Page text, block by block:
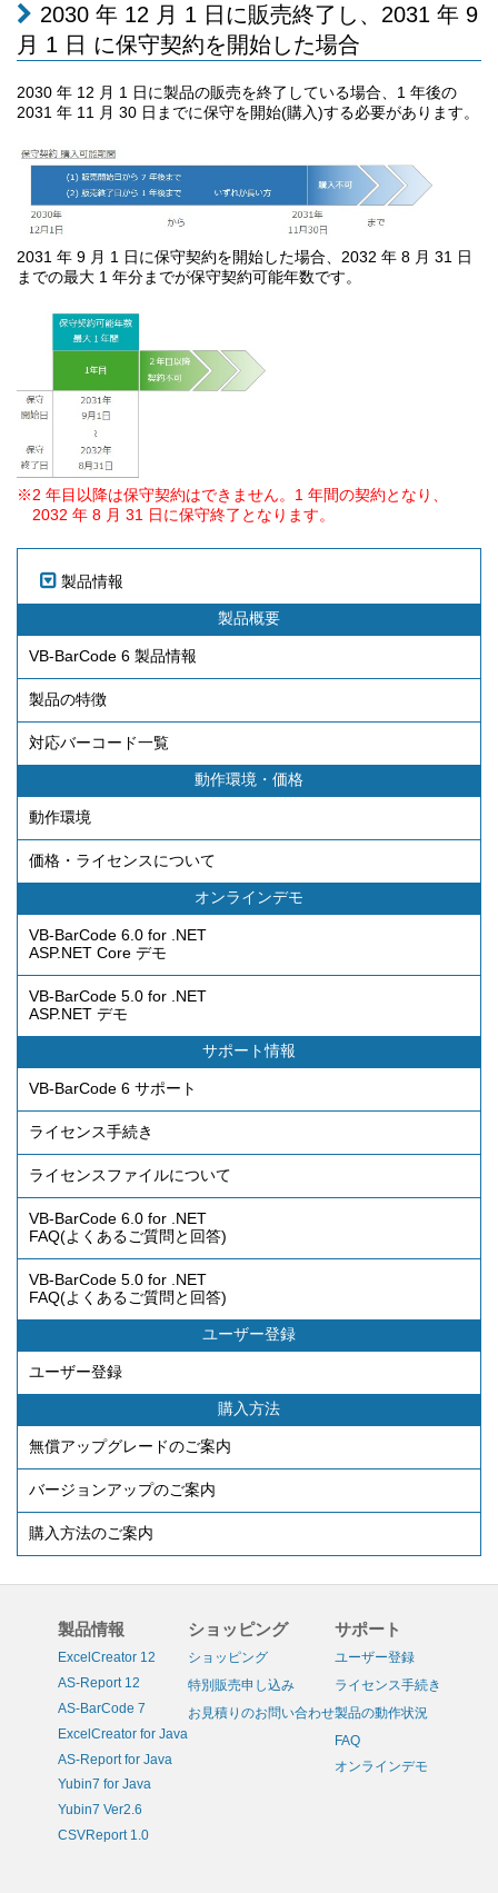
2030 年 12 月 1 日に販売終了し、2031 年 9
月 1 日 に保守契約を開始した場合
2030 年 12 月 1 日に製品の販売を終了している場合、1 年後の
2031 年 11 月 30 日までに保守を開始(購入)する必要があります。
2031 年 9 月 1 日に保守契約を開始した場合、2032 年 8 月 31 日
までの最大 1 年分までが保守契約可能年数です。
※2 年目以降は保守契約はできません。1 年間の契約となり、
2032 年 8 月 31 日に保守終了となります。
製品情報
製品概要
VB-BarCode 6 製品情報
製品の特徴
対応バーコード一覧
動作環境・価格
動作環境
価格・ライセンスについて
オンラインデモ
VB-BarCode 6.0 for .NET
ASP.NET Core デモ
VB-BarCode 5.0 for .NET
ASP.NET デモ
サポート情報
VB-BarCode 6 サポート
ライセンス手続き
ライセンスファイルについて
VB-BarCode 6.0 for .NET
FAQ(よくあるご質問と回答)
VB-BarCode 5.0 for .NET
FAQ(よくあるご質問と回答)
ユーザー登録
ユーザー登録
購入方法
無償アップグレードのご案内
バージョンアップのご案内
購入方法のご案内
製品情報
ExcelCreator 12
AS-Report 12
AS-BarCode 7
ExcelCreator for Java
AS-Report for Java
Yubin7 for Java
Yubin7 Ver2.6
CSVReport 1.0
ショッピング
ショッピング
特別販売申し込み
お見積りのお問い合わせ
サポート
ユーザー登録
ライセンス手続き
製品の動作状況
FAQ
オンラインデモ